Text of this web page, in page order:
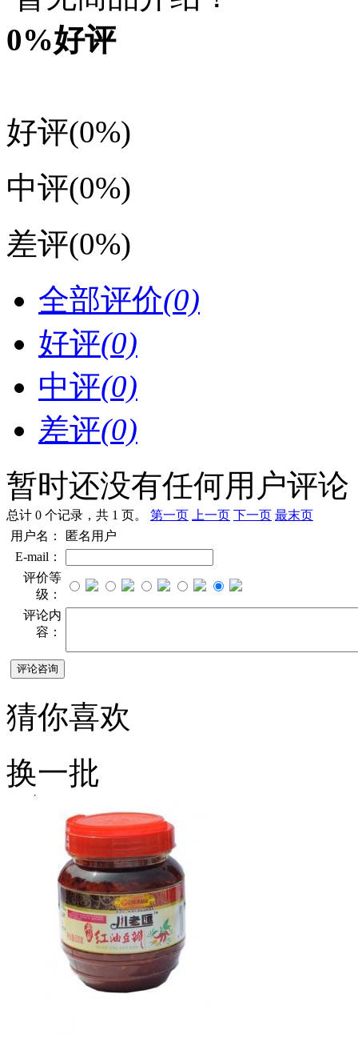
0%好评
好评(0%)
中评(0%)
差评(0%)
全部评价(0)
好评(0)
中评(0)
差评(0)
暂时还没有任何用户评论
总计 0 个记录，共 1 页。 第一页 上一页 下一页 最末页
用户名：
匿名用户
E-mail：
评价等
级：
评论内
容：
猜你喜欢
换一批